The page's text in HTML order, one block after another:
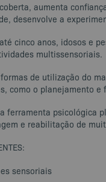
aumenta
desenvolve a
cinco anos, idosos e
multissensoriais.
de utilização do
como o planejamento
ferramenta psicológica
e reabilitação de
sensoriais